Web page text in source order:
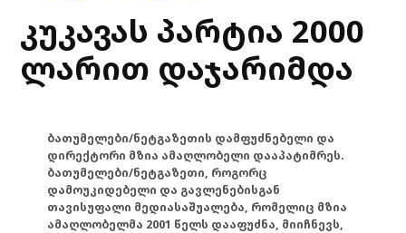
კუკავას პარტია 2000
ლარით დაჯარიმდა
ბათუმელები/ნეტგაზეთის დამფუძნებელი და
დირექტორი მზია ამაღლობელი დააპატიმრეს.
ბათუმელები/ნეტგაზეთი, როგორც
დამოუკიდებელი და გავლენებისგან
თავისუფალი მედიასაშუალება, რომელიც მზია
ამაღლობელმა 2001 წელს დააფუძნა, მიიჩნევს,